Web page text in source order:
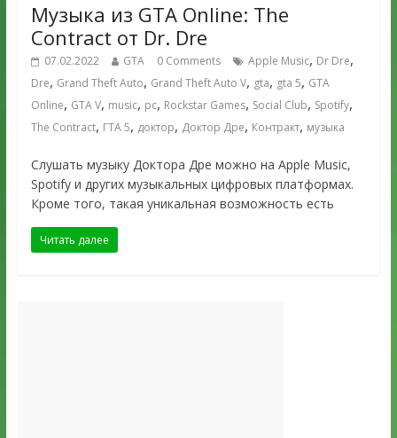
Музыка из GTA Online: The
Contract от Dr. Dre
07.02.2022 GTA 0 Comments Apple Music, Dr Dre,
Dre, Grand Theft Auto, Grand Theft Auto V, gta, gta 5, GTA
Online, GTA V, music, pc, Rockstar Games, Social Club, Spotify,
The Contract, ГТА 5, доктор, Доктор Дре, Контракт, музыка
Слушать музыку Доктора Дре можно на Apple Music,
Spotify и других музыкальных цифровых платформах.
Кроме того, такая уникальная возможность есть
Читать далее